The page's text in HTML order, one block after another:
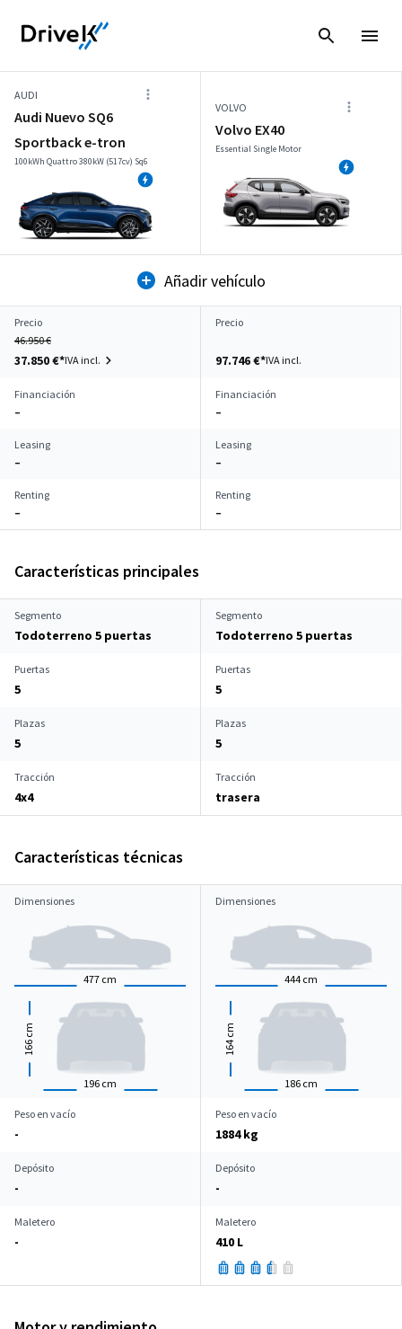
AUDI
Audi Nuevo SQ6
Sportback e-tron
100kWh Quattro 380kW (517cv) Sq6
VOLVO
Volvo EX40
Essential Single Motor
Añadir vehículo
Precio
46.950 €
37.850 €*IVA incl.
Precio
97.746 €*IVA incl.
Financiación
–
Financiación
–
Leasing
–
Leasing
–
Renting
–
Renting
–
Características principales
Segmento
Todoterreno 5 puertas
Segmento
Todoterreno 5 puertas
Puertas
5
Puertas
5
Plazas
5
Plazas
5
Tracción
4x4
Tracción
trasera
Características técnicas
Dimensiones
477 cm
196 cm
166
cm
Dimensiones
444 cm
186 cm
164
cm
Peso en vacío
-
Peso en vacío
1884 kg
Depósito
-
Depósito
-
Maletero
-
Maletero
410 L